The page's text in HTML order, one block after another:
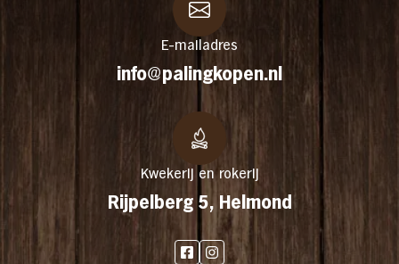
info@palingkopen.nl
E-mailadres
Rijpelberg 5, Helmond
Kwekerij en rokerij